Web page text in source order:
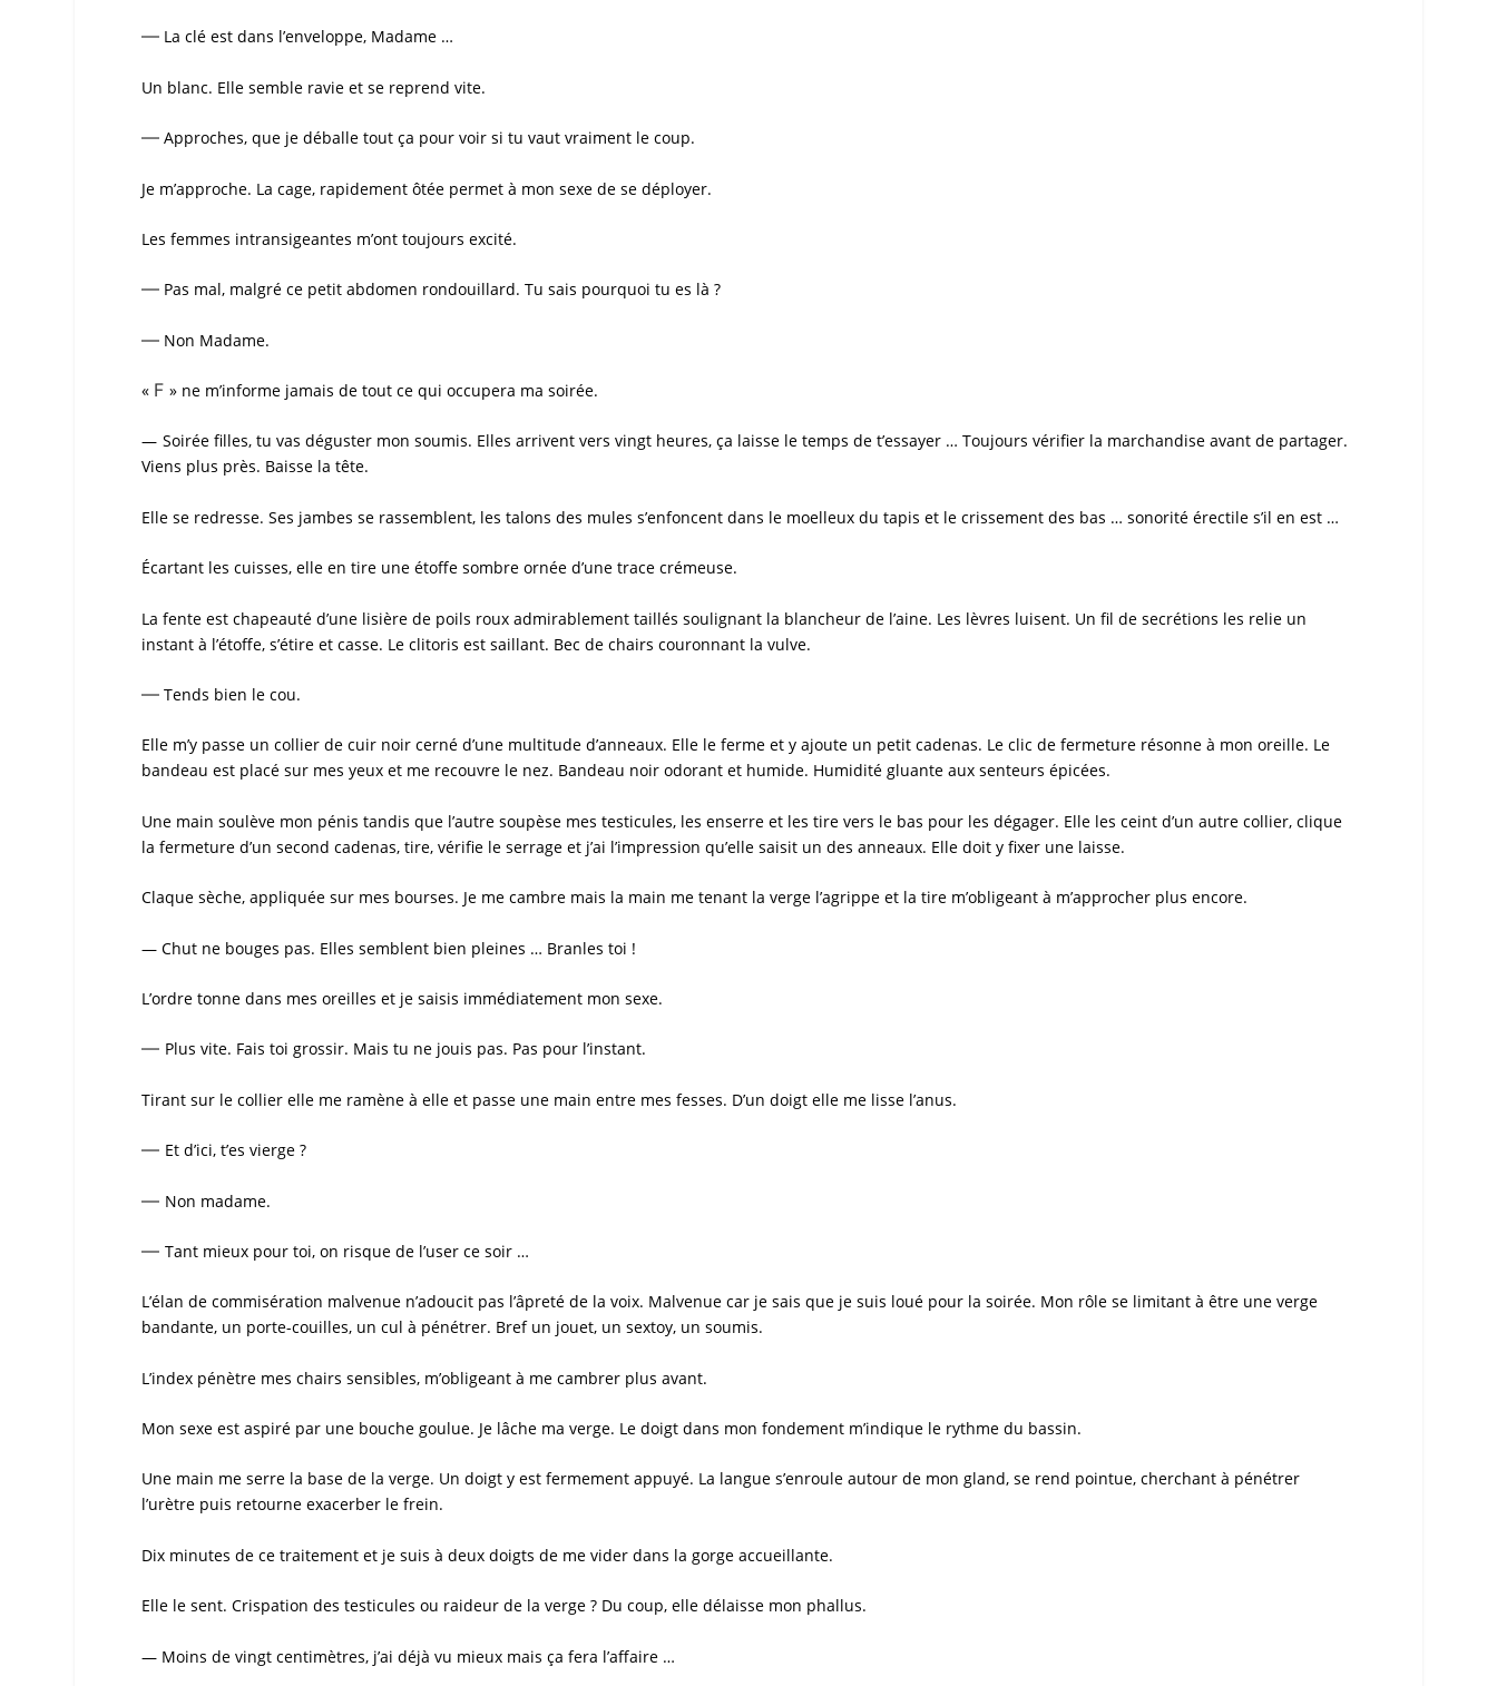
— La clé est dans l’enveloppe, Madame …
Un blanc. Elle semble ravie et se reprend vite.
— Approches, que je déballe tout ça pour voir si tu vaut vraiment le coup.
Je m’approche. La cage, rapidement ôtée permet à mon sexe de se déployer.
Les femmes intransigeantes m’ont toujours excité.
— Pas mal, malgré ce petit abdomen rondouillard. Tu sais pourquoi tu es là ?
— Non Madame.
« F» ne m’informe jamais de tout ce qui occupera ma soirée.
— Soirée filles, tu vas déguster monsoumis. Elles arrivent vers vingt heures, ça laisse le temps de t’essayer … Toujours vérifier la marchandise avant de partager.
Viens plus près. Baisse la tête.
Elle se redresse. Ses jambes se rassemblent, les talons des mules s’enfoncent dans le moelleux du tapis et le crissement des bas … sonorité érectile s’il en est …
Écartant les cuisses, elle en tire une étoffe sombre ornée d’une trace crémeuse.
La fente est chapeauté d’une lisière de poils roux admirablement taillés soulignant la blancheur de l’aine. Les lèvres luisent. Un fil de secrétions les relie un
instant à l’étoffe, s’étire et casse. Le clitoris est saillant. Bec de chairs couronnant la vulve.
— Tends bien le cou.
Elle m’y passe un collier de cuir noir cerné d’une multitude d’anneaux. Elle le ferme et y ajoute un petit cadenas. Le clic de fermeture résonne à mon oreille. Le
bandeau est placé sur mes yeux et me recouvre le nez. Bandeau noir odorant et humide. Humidité gluante aux senteurs épicées.
Une main soulève mon pénis tandis que l’autre soupèse mes testicules, les enserre et les tire vers le bas pour les dégager. Elle les ceint d’un autre collier, clique
la fermeture d’un second cadenas, tire, vérifie le serrage et j’ai l’impression qu’elle saisit un des anneaux. Elle doit y fixer une laisse.
Claque sèche, appliquée sur mes bourses. Je me cambre mais la main me tenant la verge l’agrippe et la tire m’obligeant à m’approcher plus encore.
— Chut ne bouges pas. Elles semblent bien pleines … Branles toi !
L’ordre tonne dans mes oreilles et je saisis immédiatement mon sexe.
— Plus vite. Fais toi grossir. Mais tu ne jouis pas. Pas pour l’instant.
Tirant sur le collier elle me ramène à elle et passe une main entre mes fesses. D’un doigt elle me lisse l’anus.
— Et d’ici, t’es vierge ?
— Non madame.
—Tant mieux pour toi, on risque de l’user ce soir …
L’élan de commisération malvenue n’adoucit pas l’âpreté de la voix. Malvenue car je sais que je suis loué pour la soirée. Mon rôle se limitant à être une verge
bandante, un porte-couilles, un cul à pénétrer. Bref un jouet, un sextoy, unsoumis.
L’index pénètre mes chairs sensibles, m’obligeant à me cambrer plus avant.
Mon sexe est aspiré par une bouche goulue. Je lâche ma verge. Le doigt dans mon fondement m’indique le rythme du bassin.
Une main me serre la base de la verge. Un doigt y est fermement appuyé. La langue s’enroule autour de mon gland, se rend pointue, cherchant à pénétrer
l’urètre puis retourne exacerber le frein.
Dix minutes de ce traitement et je suis à deux doigts de me vider dans la gorge accueillante.
Elle le sent. Crispation des testicules ou raideur de la verge ? Du coup, elle délaisse mon phallus.
— Moins de vingt centimètres, j’ai déjà vu mieux mais ça fera l’affaire …